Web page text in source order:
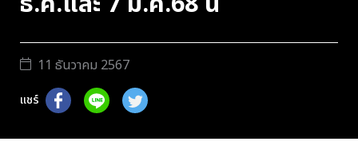
11 ธันวาคม 2567
แชร์